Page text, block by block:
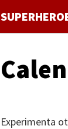
Experimenta